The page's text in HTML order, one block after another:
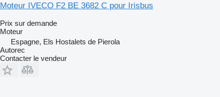
Moteur IVECO F2 BE 3682 C pour Irisbus
Prix sur demande
Moteur
Espagne, Els Hostalets de Pierola
Autorec
Contacter le vendeur